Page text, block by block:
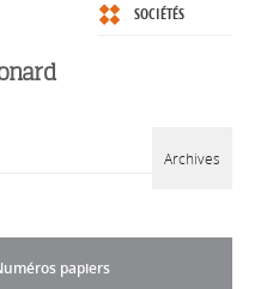
SOCIÉTÉS
Archives
papiers